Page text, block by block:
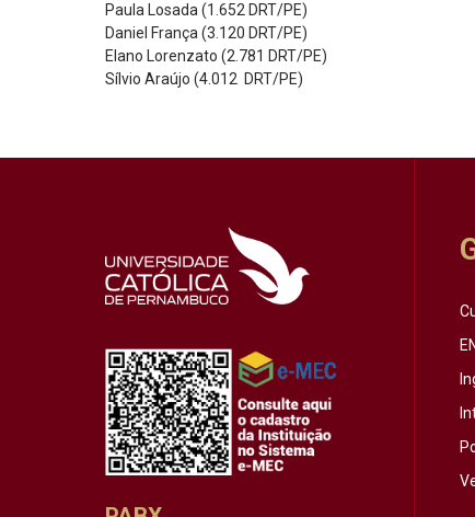
Paula Losada (1.652 DRT/PE)
Daniel França (3.120 DRT/PE)
Elano Lorenzato (2.781 DRT/PE)
Sílvio Araújo (4.012 DRT/PE)